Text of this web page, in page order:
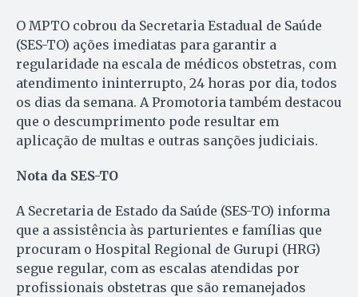
O MPTO cobrou da Secretaria Estadual de Saúde
(SES-TO) ações imediatas para garantir a
regularidade na escala de médicos obstetras, com
atendimento ininterrupto, 24 horas por dia, todos
os dias da semana. A Promotoria também destacou
que o descumprimento pode resultar em
aplicação de multas e outras sanções judiciais.
Nota da SES-TO
A Secretaria de Estado da Saúde (SES-TO) informa
que a assistência às parturientes e famílias que
procuram o Hospital Regional de Gurupi (HRG)
segue regular, com as escalas atendidas por
profissionais obstetras que são remanejados